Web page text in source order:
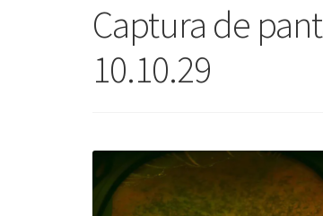
Captura de
10.10.29